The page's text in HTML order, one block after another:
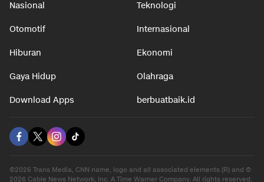
Nasional Teknologi
Otomotif Internasional
Hiburan Ekonomi
Gaya Hidup Olahraga
Download Apps berbuatbaik.id
©2026 Trans Media, CNN name, logo and all associated elements (R) and ©
2026 Cable News Network, Inc. A Time Warner Company. All rights reserved.